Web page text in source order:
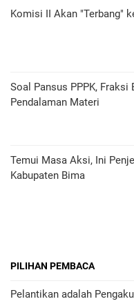
Komisi II Akan "Terbang"
Soal Pansus PPPK, Fraksi
Pendalaman Materi
Temui Masa Aksi, Ini
Kabupaten Bima
PILIHAN PEMBACA
Pelantikan adalah